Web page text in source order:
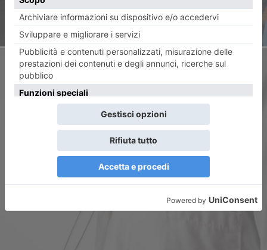
ARTICOLO SUCCESSIVO
Bioindustry Park partner del
programma europeo EIC